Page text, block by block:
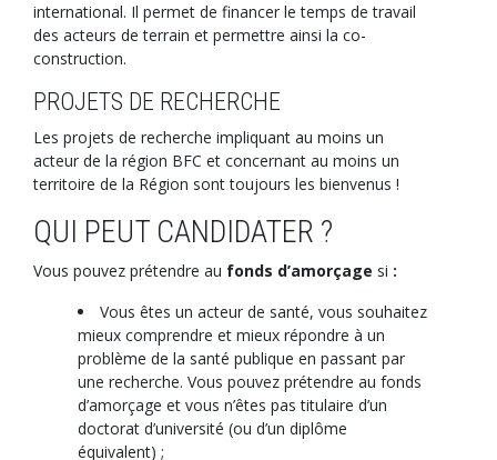
international. Il permet de financer le temps de travail
des acteurs de terrain et permettre ainsi la co-
construction.
PROJETS DE RECHERCHE
Les projets de recherche impliquant au moins un
acteur de la région BFC et concernant au moins un
territoire de la Région sont toujours les bienvenus !
QUI PEUT CANDIDATER ?
Vous pouvez prétendre au fonds d’amorçage si :
Vous êtes un acteur de santé, vous souhaitez
mieux comprendre et mieux répondre à un
problème de la santé publique en passant par
une recherche. Vous pouvez prétendre au fonds
d’amorçage et vous n’êtes pas titulaire d’un
doctorat d’université (ou d’un diplôme
équivalent) ;